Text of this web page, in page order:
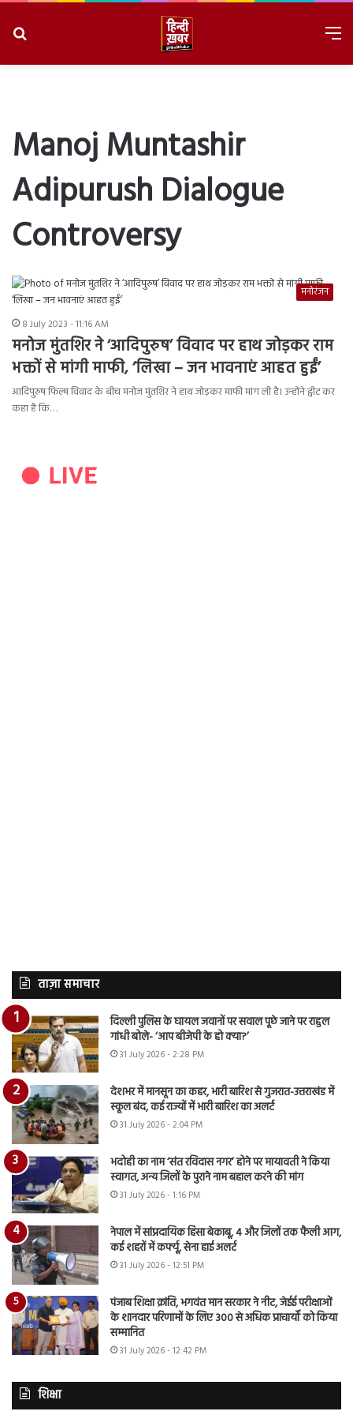
Manoj Muntashir
Adipurush Dialogue
Controversy
मनोरंजन
8 July 2023 - 11:16 AM
मनोज मुंतशिर ने ‘आदिपुरुष’ विवाद पर हाथ जोड़कर राम
भक्तों से मांगी माफी, ‘लिखा – जन भावनाएं आहत हुईं’
आदिपुरुष फिल्म विवाद के बीच मनोज मुंतशिर ने हाथ जोड़कर माफी मांग ली है। उन्होंने ट्वीट कर
कहा है कि…
ताज़ा समाचार
दिल्ली पुलिस के घायल जवानों पर सवाल पूछे जाने पर राहुल
गांधी बोले- ‘आप बीजेपी के हो क्या?’
31 July 2026 - 2:28 PM
देशभर में मानसून का कहर, भारी बारिश से गुजरात-उत्तराखंड में
स्कूल बंद, कई राज्यों में भारी बारिश का अलर्ट
31 July 2026 - 2:04 PM
भदोही का नाम ‘संत रविदास नगर’ होने पर मायावती ने किया
स्वागत, अन्य जिलों के पुराने नाम बहाल करने की मांग
31 July 2026 - 1:16 PM
नेपाल में सांप्रदायिक हिंसा बेकाबू, 4 और जिलों तक फैली आग,
कई शहरों में कर्फ्यू, सेना हाई अलर्ट
31 July 2026 - 12:51 PM
पंजाब शिक्षा क्रांति, भगवंत मान सरकार ने नीट, जेईई परीक्षाओं
के शानदार परिणामों के लिए 300 से अधिक प्राचार्यों को किया
सम्मानित
31 July 2026 - 12:42 PM
शिक्षा